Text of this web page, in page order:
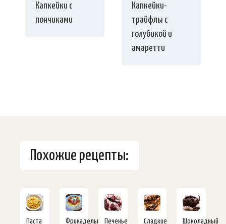
Капкейки с
пончиками
Капкейки-
трайфлы с
голубикой и
амаретти
Похожие рецепты:
Паста
Фрикадельки
Печенье
Сладкие
Шоколадный